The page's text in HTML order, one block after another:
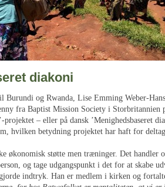
diakoni
Burundi og Rwanda, Lise Emming Weber-
fra Baptist Mission Society i Storbritannien
– eller på dansk ’Menighedsbaseret
hvilken betydning projektet har haft for
økonomisk støtte men træninger. Det handler
og tage udgangspunkt i det for at skabe
indtryk. Han er medlem i kirken og